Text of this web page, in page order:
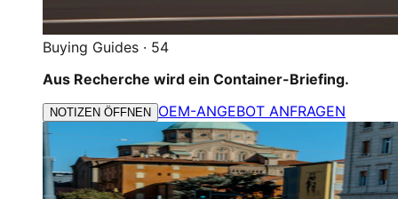
Buying Guides · 54
Aus Recherche wird ein Container-Briefing.
NOTIZEN ÖFFNEN OEM-ANGEBOT ANFRAGEN